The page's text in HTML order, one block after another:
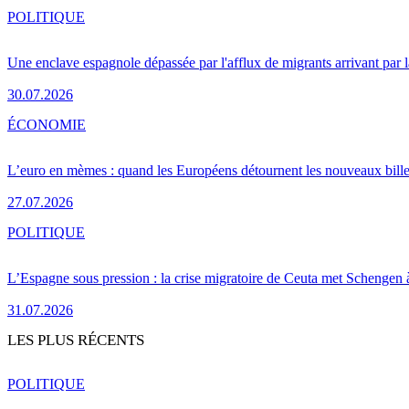
Une enclave espagnole dépassée par l'afflux de migrants arrivant par
30.07.2026
POLITIQUE
L’euro en mèmes : quand les Européens détournent les nouveaux
27.07.2026
ÉCONOMIE
L’Espagne sous pression : la crise migratoire de Ceuta met Schengen
31.07.2026
POLITIQUE
LES PLUS RÉCENTS
POLITIQUE